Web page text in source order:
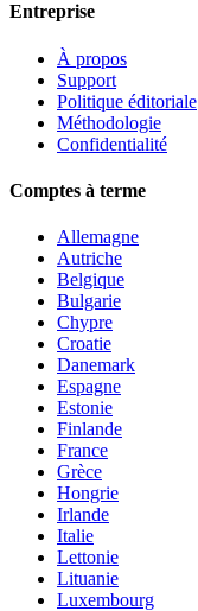
Entreprise
À propos
Support
Politique éditoriale
Méthodologie
Confidentialité
Comptes à terme
Allemagne
Autriche
Belgique
Bulgarie
Chypre
Croatie
Danemark
Espagne
Estonie
Finlande
France
Grèce
Hongrie
Irlande
Italie
Lettonie
Lituanie
Luxembourg